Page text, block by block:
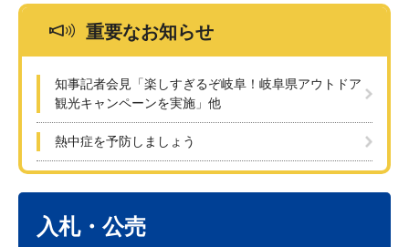
重要なお知らせ
知事記者会見「楽しすぎるぞ岐阜！岐阜県アウトドア
観光キャンペーンを実施」他
熱中症を予防しましょう
入札・公売